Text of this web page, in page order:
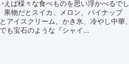
えば様々な食べものを思い浮かべるでし
果物だとスイカ、メロン、パイナップ
アイスクリーム、かき氷、冷やし中華、
も宝石のような『シャイ...